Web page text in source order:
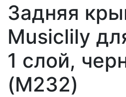
Задняя
Musiclily
1 слой,
(M232)